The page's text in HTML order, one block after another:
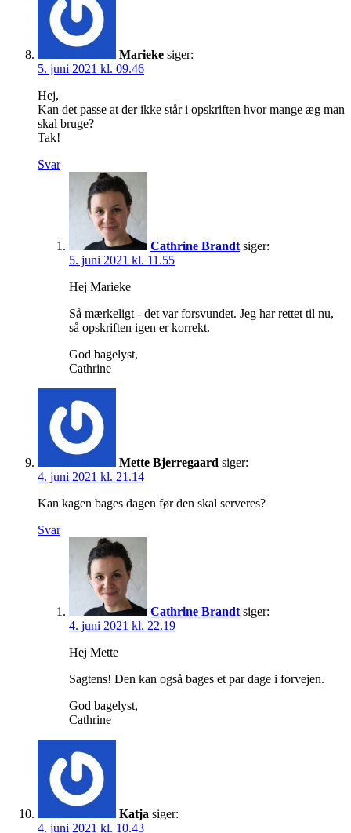
Marieke siger:
5. juni 2021 kl. 09.46
Hej,
Kan det passe at der ikke står i opskriften hvor mange æg man
skal bruge?
Tak!
Svar
Cathrine Brandt siger:
5. juni 2021 kl. 11.55
Hej Marieke
Så mærkeligt - det var forsvundet. Jeg har rettet til nu,
så opskriften igen er korrekt.
God bagelyst,
Cathrine
Mette Bjerregaard siger:
4. juni 2021 kl. 21.14
Kan kagen bages dagen før den skal serveres?
Svar
Cathrine Brandt siger:
4. juni 2021 kl. 22.19
Hej Mette
Sagtens! Den kan også bages et par dage i forvejen.
God bagelyst,
Cathrine
Katja siger:
4. juni 2021 kl. 10.43